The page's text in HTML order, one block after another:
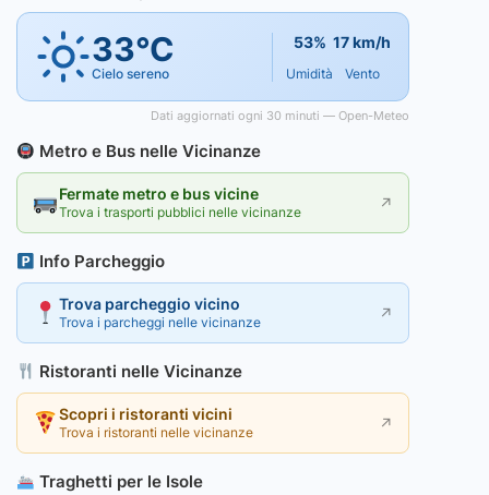
33°C
Cielo sereno
53%
Umidità
17 km/h
Vento
Dati aggiornati ogni 30 minuti — Open-Meteo
Metro e Bus nelle Vicinanze
Fermate metro e bus vicine
Trova i trasporti pubblici nelle vicinanze ↗
Info Parcheggio
Trova parcheggio vicino
Trova i parcheggi nelle vicinanze ↗
Ristoranti nelle Vicinanze
Scopri i ristoranti vicini
Trova i ristoranti nelle vicinanze ↗
Traghetti per le Isole